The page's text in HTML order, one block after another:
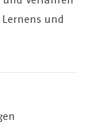
und